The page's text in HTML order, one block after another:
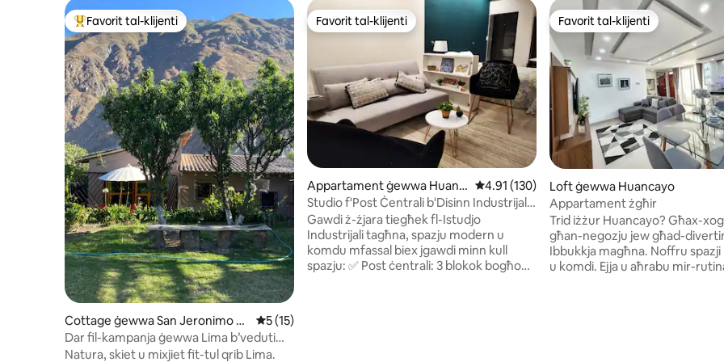
Wieħed mill-aqwa favoriti tal-klijenti
Favorit tal-klijenti
Cottage ġewwa San Jeronimo d
e Surco
Rating medju ta' 5 minn 5, skont dan-numru ta' reviews: 15
5 (15)
Dar fil-kampanja ġewwa Lima b’veduti
tal-muntanji
Natura, skiet u mixjiet fit-tul qrib Lima.
Favorit tal-klijenti
Favorit tal-klijenti
Appartament ġewwa Huanc
ayo
Rating medju ta' 4.91 minn 5, skont dan-
4.91 (130)
Studio f'Post Ċentrali b'Disinn Industrijali
Modern
Gawdi ż-żjara tiegħek fl-Istudjo
Industrijali tagħna, spazju modern u
komdu mfassal biex jgawdi minn kull
spazju: ✅ Post ċentrali: 3 blokok bogħod
Favorit tal-klijenti
Favorit tal-klijenti
Loft ġewwa Huancayo
Appartament żgħir
Trid iżżur Huancayo? Għax-xogħol,
għan-negozju jew għad-
Ibbukkja magħna. Noffru
u komdi. Ejja u aħrabu mir-